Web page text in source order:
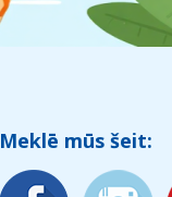
Meklē mūs šeit: